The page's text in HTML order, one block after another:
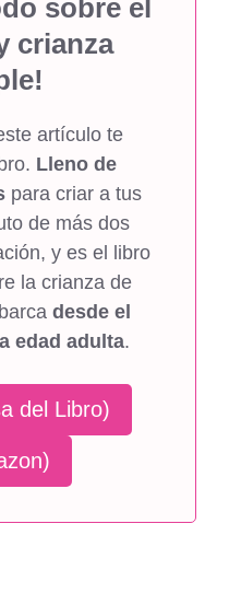
sobre el
crianza
artículo te
Lleno de
para criar a tus
de más dos
y es el libro
la crianza de
desde el
edad adulta.
del Libro)